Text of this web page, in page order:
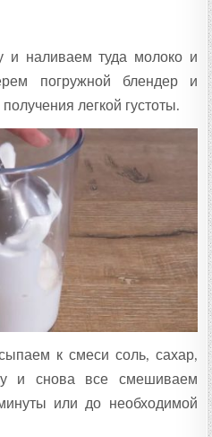
и наливаем туда молоко и
погружной блендер и
легкой густоты.
к смеси соль, сахар,
и снова все смешиваем
или до необходимой